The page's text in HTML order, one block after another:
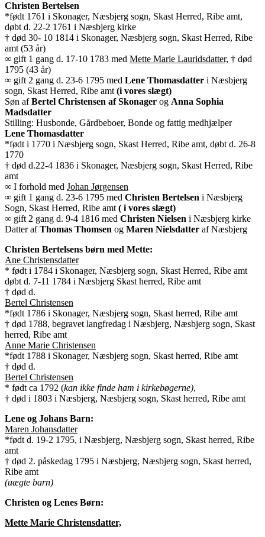
Christen Bertelsen
*født 1761 i Skonager, Næsbjerg sogn, Skast Herred, Ribe amt,
døbt d. 22-2 1761 i Næsbjerg kirke
† død 30- 10 1814 i Skonager, Næsbjerg sogn, Skast Herred, Ribe
amt (53 år)
∞ gift 1 gang d. 17-10 1783 med Mette Marie Lauridsdatter, † død
1795 (43 år)
∞ gift 2 gang d. 23-6 1795 med Lene Thomasdatter i Næsbjerg
sogn, Skast Herred, Ribe amt (i vores slægt)
Søn afBertel Christensen af Skonager og Anna Sophia
Madsdatter
Stilling: Husbonde, Gårdbeboer, Bonde og fattig medhjælper
Lene Thomasdatter
*født i 1770 i Næsbjerg sogn, Skast Herred, Ribe amt, døbt d. 26-8
1770
† død d.22-4 1836 i Skonager, Næsbjerg sogn, Skast Herred, Ribe
amt
∞ I forhold med Johan Jørgensen
∞ gift 1 gang d. 23-6 1795 med Christen Bertelsen i Næsbjerg
Sogn, Skast Herred, Ribe amt ( i vores slægt)
∞ gift 2 gang d. 9-4 1816 med Christen Nielsen i Næsbjerg kirke
Datter afThomas Thomsen og Maren Nielsdatter af Næsbjerg
Christen Bertelsens børn med Mette:
Ane Christensdatter
* født i 1784 i Skonager, Næsbjerg sogn, Skast Herred, Ribe amt
døbt d. 7-11 1784 i Næsbjerg Skast herred, Ribe amt
† død d.
Bertel Christensen
*født 1786 i Skonager, Næsbjerg sogn, Skast herred, Ribe amt
† død 1788, begravet langfredag i Næsbjerg, Næsbjerg sogn, Skast
herred, Ribe amt
Anne Marie Christensen
*født 1788 i Skonager, Næsbjerg sogn, Skast herred, Ribe amt
† død d.
Bertel Christensen
* født ca 1792 (kan ikke finde ham i kirkebøgerne),
† død i 1803 i Næsbjerg, Næsbjerg sogn, Skast herred, Ribe amt
Lene og Johans Barn:
Maren Johansdatter
*født d. 19-2 1795, i Næsbjerg, Næsbjerg sogn, Skast herred, Ribe
amt
† død 2. påskedag 1795 i Næsbjerg, Næsbjerg sogn, Skast herred,
Ribe amt
(uægte barn)
Christen og Lenes Børn:
Mette Marie Christensdatter,